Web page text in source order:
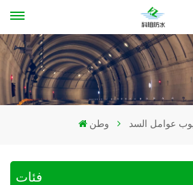
وطن عوامل السد
فئات